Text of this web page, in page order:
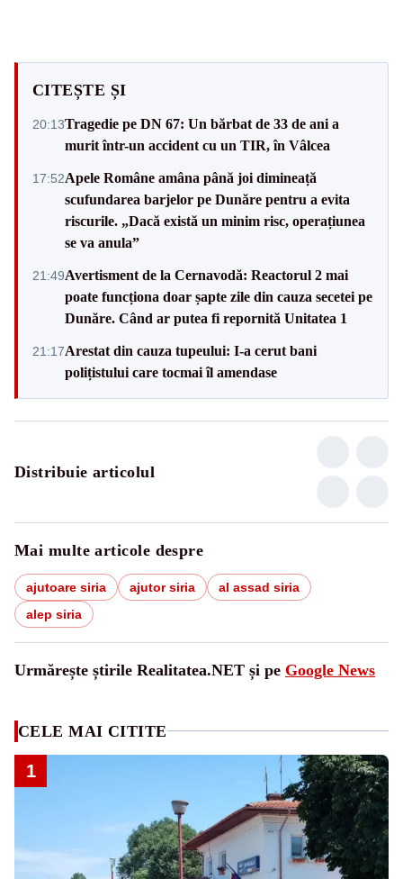
CITEȘTE ȘI
20:13Tragedie pe DN 67: Un bărbat de 33 de ani a
murit într-un accident cu un TIR, în Vâlcea
17:52Apele Române amâna până joi dimineață
scufundarea barjelor pe Dunăre pentru a evita
riscurile. „Dacă există un minim risc, operațiunea
se va anula”
21:49Avertisment de la Cernavodă: Reactorul 2 mai
poate funcționa doar șapte zile din cauza secetei pe
Dunăre. Când ar putea fi repornită Unitatea 1
21:17Arestat din cauza tupeului: I-a cerut bani
polițistului care tocmai îl amendase
Distribuie articolul
Mai multe articole despre
ajutoare siria ajutor siria
al assad siria
alep siria
Urmărește știrile Realitatea.NET și pe Google News
CELE MAI CITITE
1